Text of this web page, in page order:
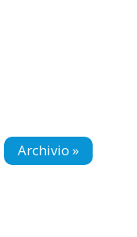
Archivio »